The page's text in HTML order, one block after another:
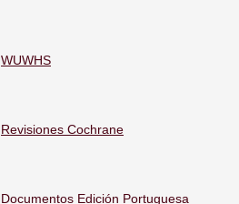
WUWHS
Revisiones Cochrane
Documentos Edición Portuguesa